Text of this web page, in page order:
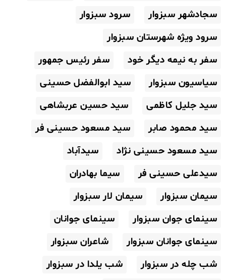
سجادشهر سبزوار
سرود سبزوار
سرود ویژه شهرستان سبزوار
سفر به نیمه دیگر خود
سفر رئیس جمهور
سیاسیون سبزوار
سید ابوالفضل حسینی
سید جلیل کاظمی
سید حسین عربشاهی
سید محمود صابر
سید مسعود حسینی فر
سید مسعود حسینی نژاد
سیدآباد
سیدعلی حسینی فر
سیما بهادران
سیمان سبزوار
سیمان لار سبزوار
سینمای جوان سبزوار
سینمای جوانان
سینمای جوانان سبزوار
شاعران سبزوار
شب چله در سبزوار
شب یلدا در سبزوار